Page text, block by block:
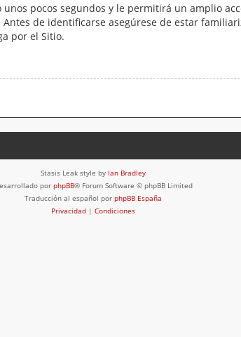
pocos segundos y le permitirá un amplio
de identificarse asegúrese de estar
por el Sitio.
Stasis Leak style by Ian Bradley
por phpBB® Forum Software © phpBB Limited
Traducción al español por phpBB España
Privacidad | Condiciones